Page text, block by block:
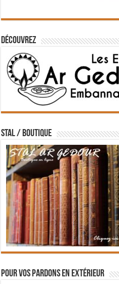
Découvrez
STAL / BOUTIQUE
Pour vos pardons en extérieur